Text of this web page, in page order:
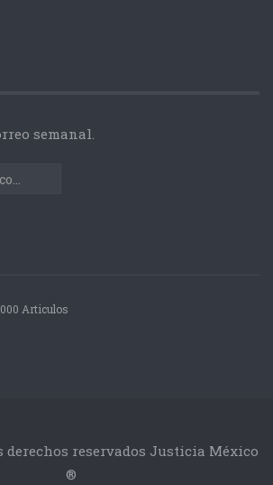
semanal.
Articulos
derechos reservados Justicia México
®